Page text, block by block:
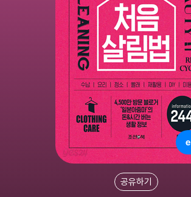
공유하기